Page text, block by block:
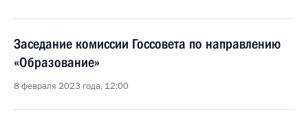
Заседание комиссии Госсовета по направлению
«Образование»
8 февраля 2023 года, 12:00